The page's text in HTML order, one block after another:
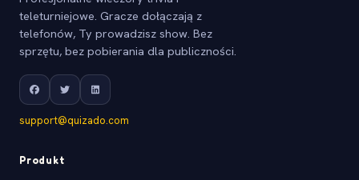
teleturniejowe. Gracze dołączają z
telefonów, Ty prowadzisz show. Bez
sprzętu, bez pobierania dla publiczności.
support@quizado.com
Produkt